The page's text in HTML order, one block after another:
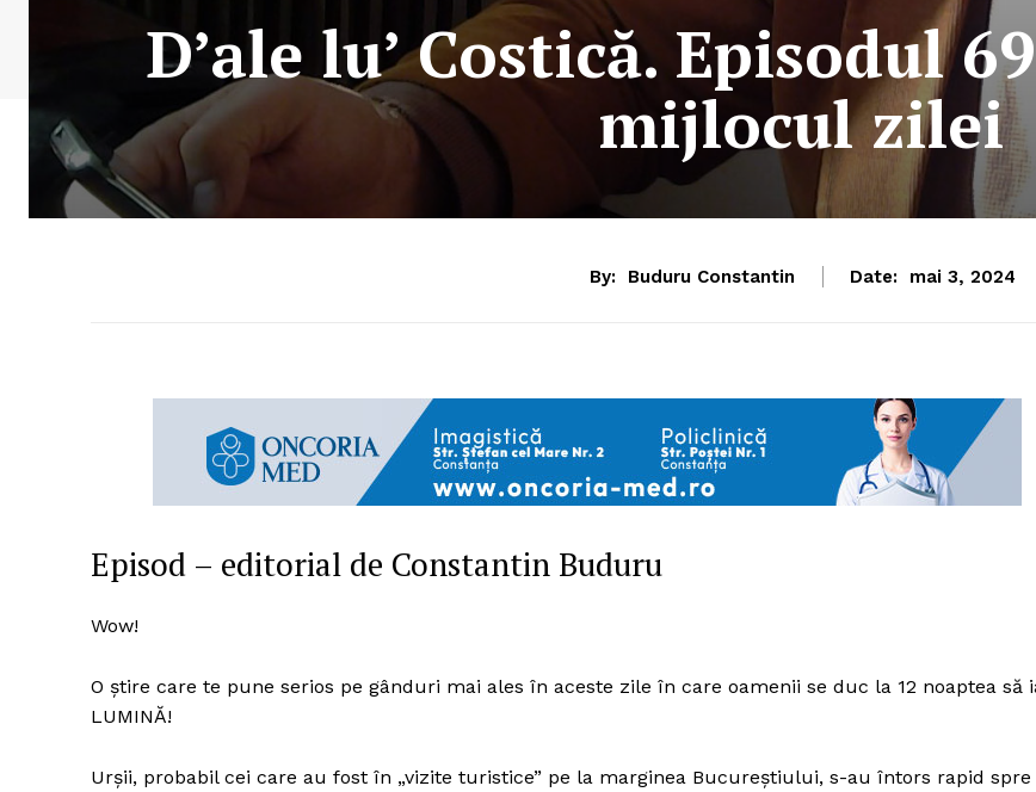
D’ale lu’ Costică. Episodul
mijlocul zilei
By: Buduru Constantin Date: mai 3, 2024
Episod – editorial de Constantin Buduru
Wow!
O știre care te pune serios pe gânduri mai ales în aceste zile în care oamenii se duc la 12 noaptea să
LUMINĂ!
Urșii, probabil cei care au fost în „vizite turistice” pe la marginea Bucureștiului, s-au întors rapid spre